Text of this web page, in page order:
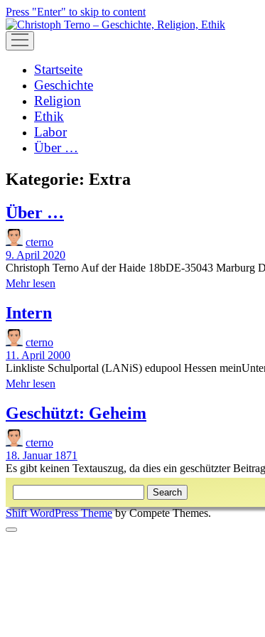
Press "Enter" to skip to content
open
menu
Startseite
Geschichte
Religion
Ethik
Labor
Über …
Kategorie: Extra
Über …
cterno
9. April 2020
Christoph Terno Auf der Haide 18bDE-35043 Marburg
Mehr lesen
Intern
cterno
11. April 2000
Linkliste Schulportal (LANiS) edupool Hessen
Mehr lesen
Geschützt: Geheim
cterno
18. Januar 1871
Es gibt keinen Textauszug, da dies ein geschützter
Sidebar
Shift WordPress Themeby Compete Themes.
Scroll